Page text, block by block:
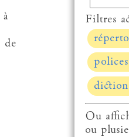
de
Filtres
Ou
ou